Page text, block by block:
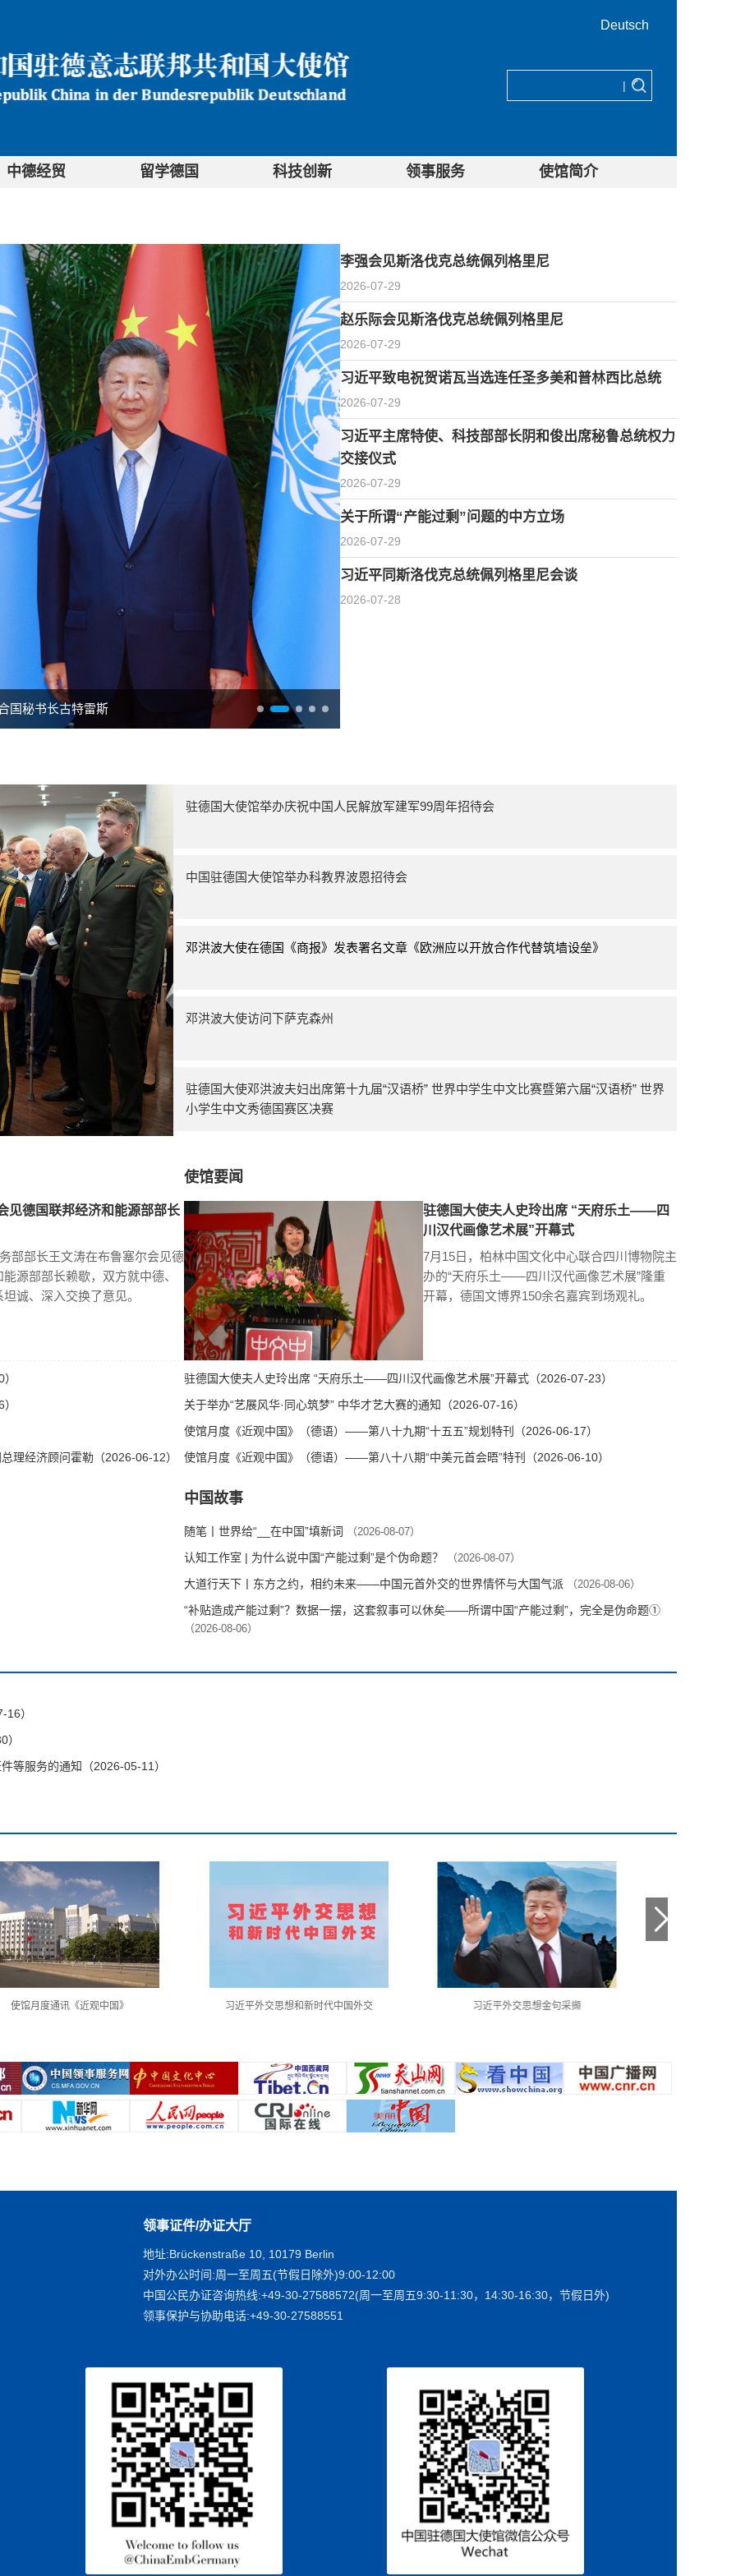
Deutsch
|
中德经贸 留学德国 科技创新 领事服务 使馆简介
国秘书长古特雷斯
李强会见斯洛伐克总统佩列格里尼
2026-07-29
赵乐际会见斯洛伐克总统佩列格里尼
2026-07-29
习近平致电祝贺诺瓦当选连任圣多美和普林西比总统
2026-07-29
习近平主席特使、科技部部长阴和俊出席秘鲁总统权力
交接仪式
2026-07-29
关于所谓“产能过剩”问题的中方立场
2026-07-29
习近平同斯洛伐克总统佩列格里尼会谈
2026-07-28
驻德国大使馆举办庆祝中国人民解放军建军99周年招待会
中国驻德国大使馆举办科教界波恩招待会
邓洪波大使在德国《商报》发表署名文章《欧洲应以开放合作代替筑墙设垒》
邓洪波大使访问下萨克森州
驻德国大使邓洪波夫妇出席第十九届“汉语桥” 世界中学生中文比赛暨第六届“汉语桥” 世界
小学生中文秀德国赛区决赛
见德国联邦经济和能源部部长
部部长王文涛在布鲁塞尔会见德
源部部长赖歇，双方就中德、
诚、深入交换了意见。
理经济顾问霍勒（2026-06-12）
使馆要闻
驻德国大使夫人史玲出席 “天府乐土——四
川汉代画像艺术展”开幕式
7月15日，柏林中国文化中心联合四川博物院主
办的“天府乐土——四川汉代画像艺术展”隆重
开幕，德国文博界150余名嘉宾到场观礼。
驻德国大使夫人史玲出席 “天府乐土——四川汉代画像艺术展”开幕式（2026-07-23）
关于举办“艺展风华·同心筑梦” 中华才艺大赛的通知（2026-07-16）
使馆月度《近观中国》（德语）——第八十九期“十五五”规划特刊（2026-06-17）
使馆月度《近观中国》（德语）——第八十八期“中美元首会晤”特刊（2026-06-10）
中国故事
随笔丨世界给“__在中国”填新词 （2026-08-07）
认知工作室 | 为什么说中国“产能过剩”是个伪命题？ （2026-08-07）
大道行天下丨东方之约，相约未来——中国元首外交的世界情怀与大国气派 （2026-08-06）
“补贴造成产能过剩”？数据一摆，这套叙事可以休矣——所谓中国“产能过剩”，完全是伪命题①
（2026-08-06）
）
等服务的通知（2026-05-11）
使馆月度通讯《近观中国》 习近平外交思想和新时代中国外交 习近平外交思想金句采撷
领事证件/办证大厅
地址:Brückenstraße 10, 10179 Berlin
对外办公时间:周一至周五(节假日除外)9:00-12:00
中国公民办证咨询热线:+49-30-27588572(周一至周五9:30-11:30，14:30-16:30，节假日外)
领事保护与协助电话:+49-30-27588551